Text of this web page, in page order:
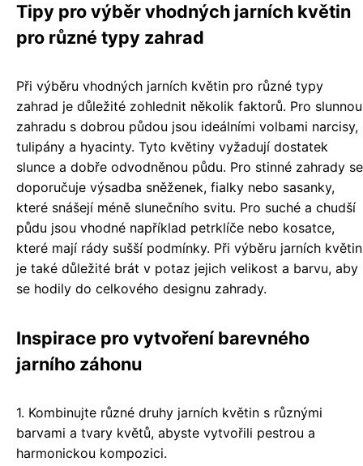
Tipy pro výběr vhodných jarních květin
pro různé typy zahrad
Při výběru vhodných jarních květin pro různé typy
zahrad je důležité zohlednit několik faktorů. Pro slunnou
zahradu s dobrou půdou jsou ideálními volbami narcisy,
tulipány a hyacinty. Tyto květiny vyžadují dostatek
slunce a dobře odvodněnou půdu. Pro stinné zahrady se
doporučuje výsadba sněženek, fialky nebo sasanky,
které snášejí méně slunečního svitu. Pro suché a chudší
půdu jsou vhodné například petrklíče nebo kosatce,
které mají rády sušší podmínky. Při výběru jarních květin
je také důležité brát v potaz jejich velikost a barvu, aby
se hodily do celkového designu zahrady.
Inspirace pro vytvoření barevného
jarního záhonu
1. Kombinujte různé druhy jarních květin s různými
barvami a tvary květů, abyste vytvořili pestrou a
harmonickou kompozici.